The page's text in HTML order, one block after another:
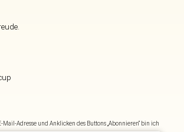
Mail-Adresse und Anklicken des Buttons „Abonnieren“ bin ich